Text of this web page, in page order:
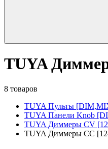
TUYA
8 товаров
TUYA Пульты
TUYA Панели Knob
TUYA Диммеры CV
TUYA Диммеры CC